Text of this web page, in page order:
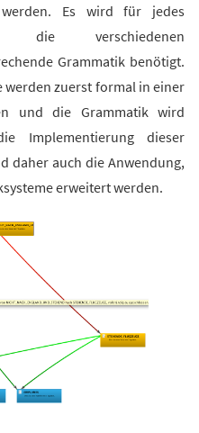
werden. Es wird für jedes
die verschiedenen
Grammatik benötigt.
werden zuerst formal in einer
und die Grammatik wird
Implementierung dieser
daher auch die Anwendung,
erweitert werden.